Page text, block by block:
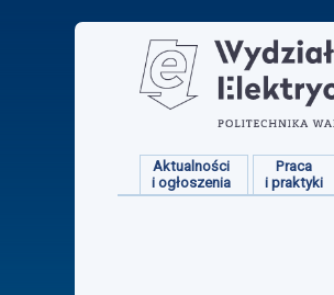
Aktualności
i ogłoszenia
Praca
i praktyki